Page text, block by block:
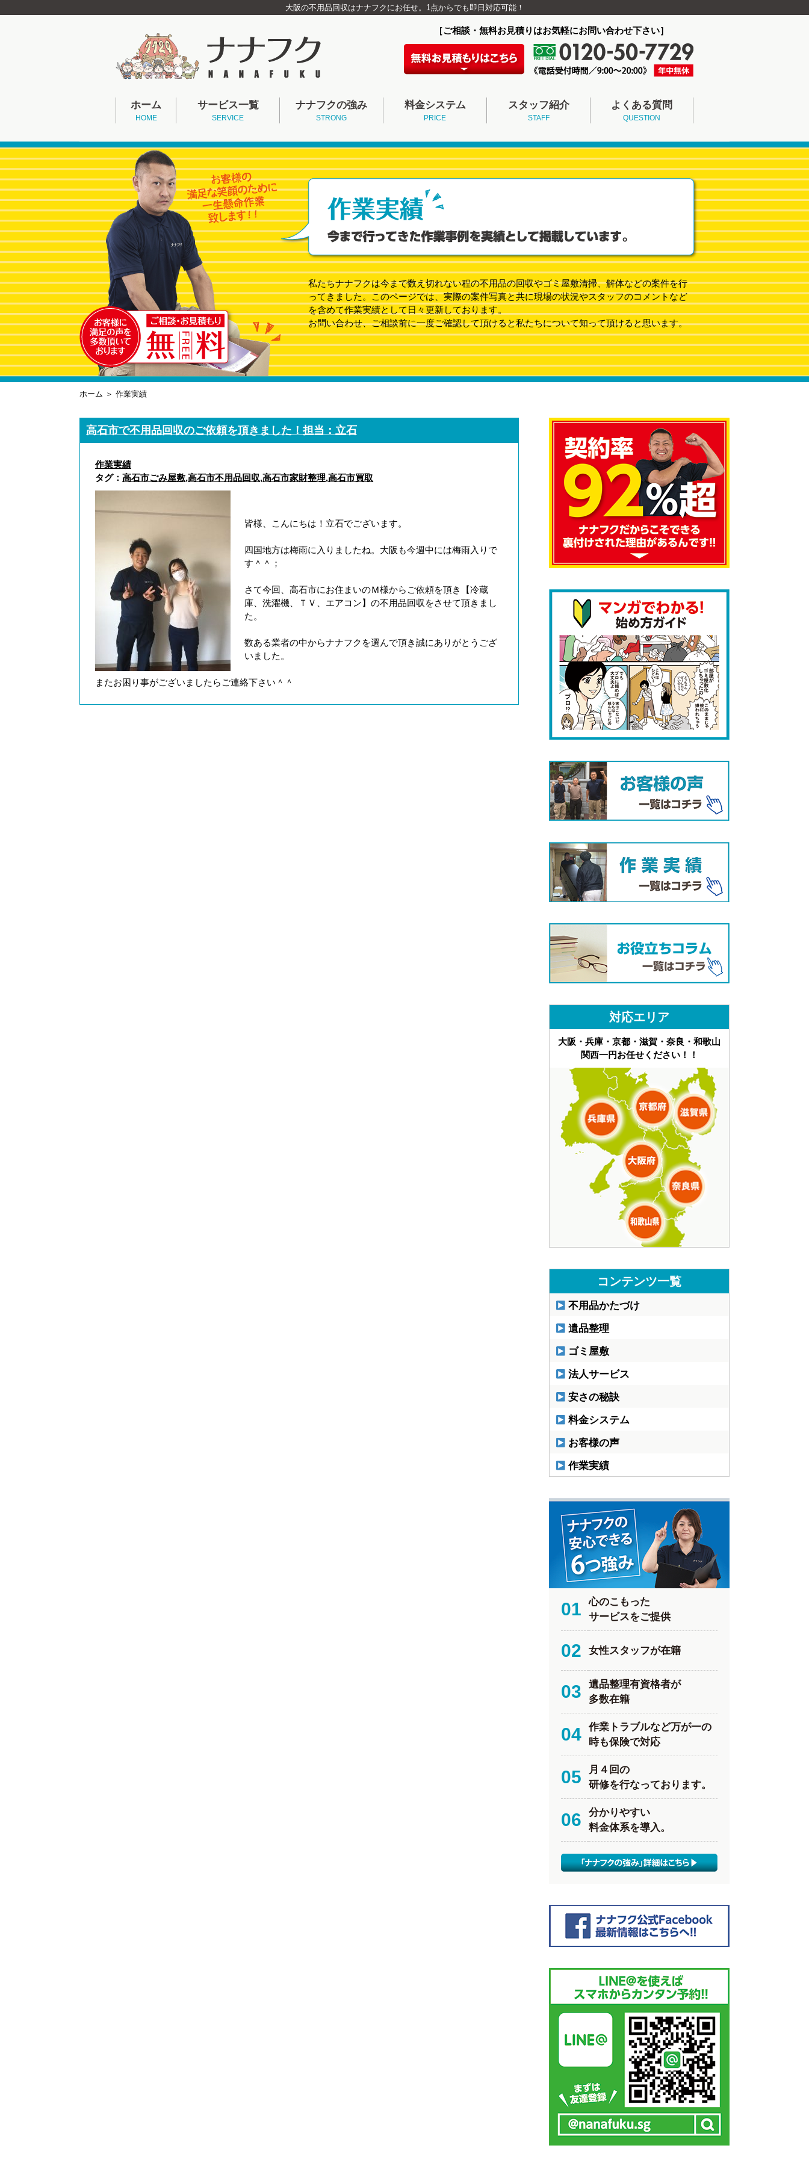
大阪の不用品回収はナナフクにお任せ。1点からでも即日対応可能！
［ご相談・無料お見積りはお気軽にお問い合わせ下さい］
ホーム
HOME
サービス一覧
SERVICE
ナナフクの強み
STRONG
料金システム
PRICE
スタッフ紹介
STAFF
よくある質問
QUESTION
私たちナナフクは今まで数え切れない程の不用品の回収やゴミ屋敷清掃、解体などの案件を行
ってきました。このページでは、実際の案件写真と共に現場の状況やスタッフのコメントなど
を含めて作業実績として日々更新しております。
お問い合わせ、ご相談前に一度ご確認して頂けると私たちについて知って頂けると思います。
ホーム ＞ 作業実績
高石市で不用品回収のご依頼を頂きました！担当：立石
作業実績
タグ： 高石市ごみ屋敷,高石市不用品回収,高石市家財整理,高石市買取
皆様、こんにちは！立石でございます。
四国地方は梅雨に入りましたね。大阪も今週中には梅雨入りで
す＾＾；
さて今回、高石市にお住まいのＭ様からご依頼を頂き【冷蔵
庫、洗濯機、ＴＶ、エアコン】の不用品回収をさせて頂きまし
た。
数ある業者の中からナナフクを選んで頂き誠にありがとうござ
いました。
またお困り事がございましたらご連絡下さい＾＾
対応エリア
大阪・兵庫・京都・滋賀・奈良・和歌山
関西一円お任せください！！
コンテンツ一覧
不用品かたづけ
遺品整理
ゴミ屋敷
法人サービス
安さの秘訣
料金システム
お客様の声
作業実績
01
心のこもった
サービスをご提供
02 女性スタッフが在籍
03
遺品整理有資格者が
多数在籍
04
作業トラブルなど万が一の
時も保険で対応
05
月４回の
研修を行なっております。
06
分かりやすい
料金体系を導入。